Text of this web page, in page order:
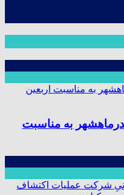
به مناسبت